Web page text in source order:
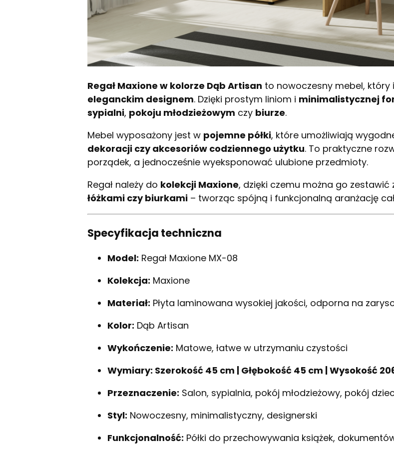
Regał Maxione w kolorze Dąb Artisan to nowoczesny mebel, który
eleganckim designem. Dzięki prostym liniom i minimalistycznej
sypialni, pokoju młodzieżowym czy biurze.
Mebel wyposażony jest w pojemne półki, które umożliwiają
dekoracji czy akcesoriów codziennego użytku. To praktyczne
porządek, a jednocześnie wyeksponować ulubione przedmioty.
Regał należy do kolekcji Maxione, dzięki czemu można go zestawić
łóżkami czy biurkami– tworząc spójną i funkcjonalną aranżację
Specyfikacja techniczna
Model: Regał Maxione MX-08
Kolekcja: Maxione
Materiał: Płyta laminowana wysokiej jakości, odporna na
Kolor: Dąb Artisan
Wykończenie: Matowe, łatwe w utrzymaniu czystości
Wymiary: Szerokość 45 cm | Głębokość 45 cm | Wysokość
Przeznaczenie: Salon, sypialnia, pokój młodzieżowy, pokój
Styl: Nowoczesny, minimalistyczny, designerski
Funkcjonalność: Półki do przechowywania książek,